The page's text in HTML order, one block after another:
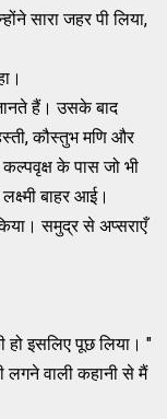
सारा जहर पी लिया,
हैं। उसके बाद
कौस्तुभ मणि और
के पास जो भी
बाहर आई।
समुद्र से अप्सराएँ
इसलिए पूछ लिया। "
लगने वाली कहानी से मैं